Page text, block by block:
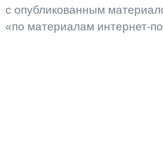
с опубликованным
«по материалам интернет-